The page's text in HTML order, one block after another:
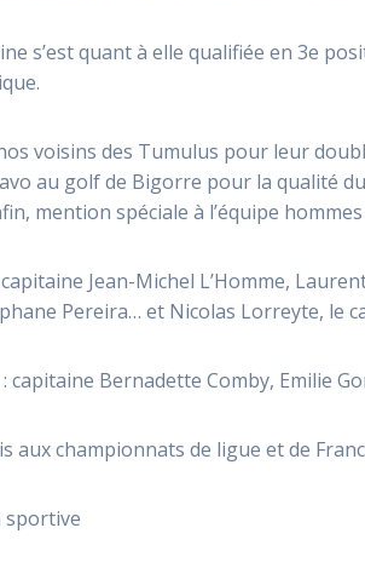
s’est quant à elle qualifiée en 3e
voisins des Tumulus pour leur
au golf de Bigorre pour la qualité
mention spéciale à l’équipe
Jean-Michel L’Homme,
Pereira… et Nicolas Lorreyte, le
capitaine Bernadette Comby, Emilie
aux championnats de ligue et de
sportive